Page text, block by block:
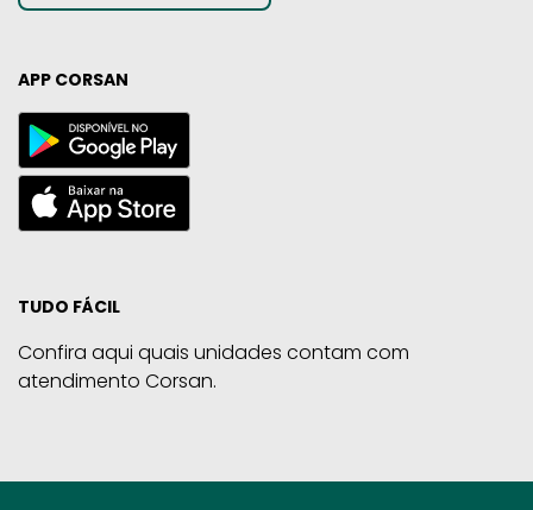
APP CORSAN
TUDO FÁCIL
Confira aqui quais unidades contam com
atendimento Corsan.